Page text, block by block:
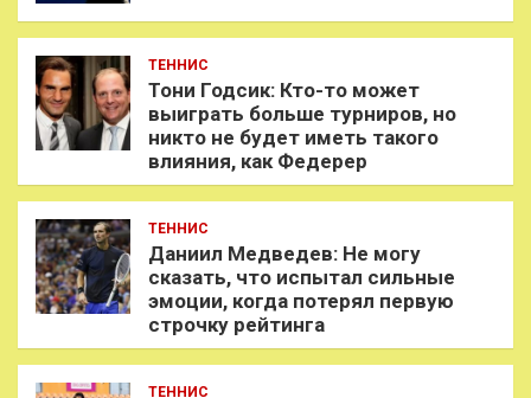
ТЕННИС
Тони Годсик: Кто-то может
выиграть больше турниров, но
никто не будет иметь такого
влияния, как Федерер
ТЕННИС
Даниил Медведев: Не могу
сказать, что испытал сильные
эмоции, когда потерял первую
строчку рейтинга
ТЕННИС